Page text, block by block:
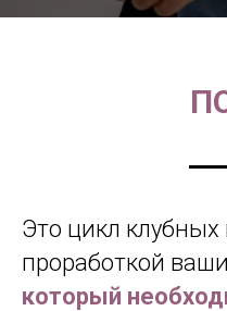
Это цикл клубных
проработкой
который